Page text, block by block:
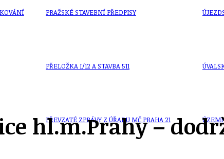
PRAŽSKÉ STAVEBNÍ PŘEDPISY
PŘELOŽKA I/12 A STAVBA 511
PŘEVZATÉ ZPRÁVY Z ÚŘADU MČ PRAHA 21
hl.m.Prahy –